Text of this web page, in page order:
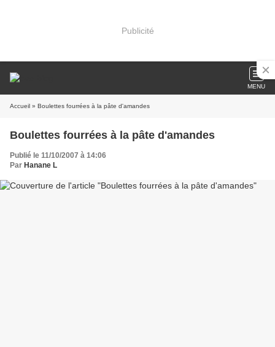
Publicité
MENU
Accueil » Boulettes fourrées à la pâte d'amandes
Boulettes fourrées à la pâte d'amandes
Publié le 11/10/2007 à 14:06
Par Hanane L